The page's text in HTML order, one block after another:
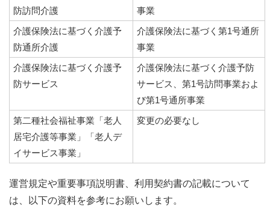
防訪問介護
事業
介護保険法に基づく介護予
防通所介護
介護保険法に基づく第1号通所
事業
介護保険法に基づく介護予
防サービス
介護保険法に基づく介護予防
サービス、第1号訪問事業およ
び第1号通所事業
第二種社会福祉事業「老人
居宅介護等事業」「老人デ
イサービス事業」
変更の必要なし
運営規定や重要事項説明書、利用契約書の記載について
は、以下の資料を参考にお願いします。